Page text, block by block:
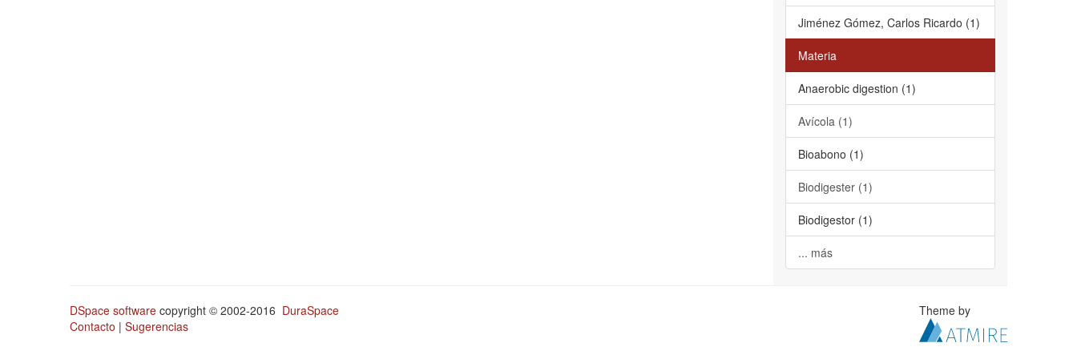
Jiménez Gómez, Carlos Ricardo (1)
Materia
Anaerobic digestion (1)
Avícola (1)
Bioabono (1)
Biodigester (1)
Biodigestor (1)
... más
DSpace software copyright © 2002-2016 DuraSpace
Contacto | Sugerencias
Theme by